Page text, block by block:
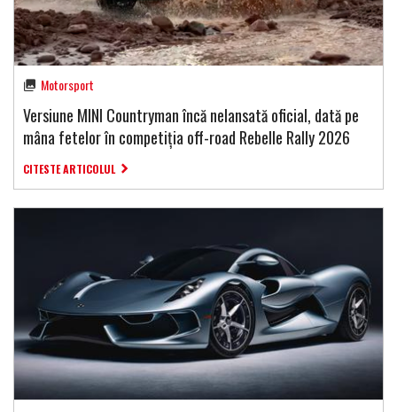
Motorsport
Versiune MINI Countryman încă nelansată oficial, dată pe
mâna fetelor în competiția off-road Rebelle Rally 2026
CITESTE ARTICOLUL